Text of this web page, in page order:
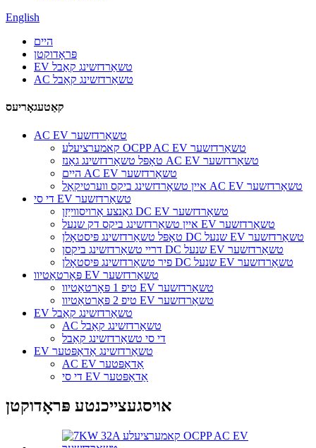
English
היים
פּראָדוקטן
EV טשאַרדזשינג קאַבל
AC טשאַרדזשינג קאַבל
קאַטעגאָריעס
AC EV טשאַרדזשער
קאמערציעלע OCPP AC EV טשאַרדזשער
טאָפּל טשאַרדזשינג גאַנז AC EV טשאַרדזשער
היים AC EV טשאַרדזשער
איין טשאַרדזשינג ביקס ווערטיקאַל AC EV טשאַרדזשער
די סי EV טשאַרדזשער
גאַנצע אַרויסווייַזן DC EV טשאַרדזשער
איין טשאַרדזשינג ביקס דק שנעל EV טשאַרדזשער
טאָפּל טשאַרדזשינג פּיסטאָלן DC שנעל EV טשאַרדזשער
דריי טשאַרדזשינג ביקסן DC שנעל EV טשאַרדזשער
פיר טשאַרדזשינג פּיסטאָלן DC שנעל EV טשאַרדזשער
פּאָרטאַטיוו EV טשאַרדזשער
טיפ 1 פּאָרטאַטיוו EV טשאַרדזשער
טיפ 2 פּאָרטאַטיוו EV טשאַרדזשער
EV טשאַרדזשינג קאַבל
AC טשאַרדזשינג קאַבל
די סי טשאַרדזשינג קאַבל
EV טשאַרדזשינג אַדאַפּטער
AC EV אַדאַפּטער
די סי EV אַדאַפּטער
אויסגעצייכנטע פּראָדוקטן